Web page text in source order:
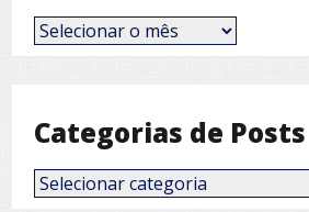
Posts
por
Categorias de Posts
Categorias
de